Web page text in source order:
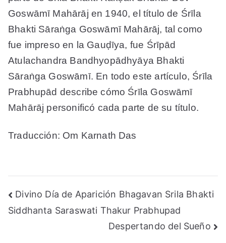
Goswāmī Mahārāj en 1940, el título de Śrīla
Bhakti Sāraṅga Goswāmī Mahārāj, tal como
fue impreso en la Gauḍīya, fue Śrīpād
Atulachandra Bandhyopādhyāya Bhakti
Sāraṅga Goswāmī. En todo este artículo, Śrīla
Prabhupād describe cómo Śrīla Goswāmī
Mahārāj personificó cada parte de su título.
Traducción: Om Karnath Das
Navegación
de
Divino Día de Aparición Bhagavan Srila Bhakti
Siddhanta Saraswati Thakur Prabhupad
Despertando del Sueño